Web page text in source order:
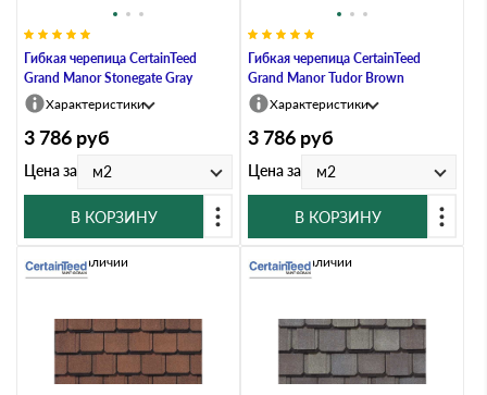
Гибкая черепица CertainTeed
Grand Manor Stonegate Gray
Характеристики
3 786 руб
Цена за м2
В КОРЗИНУ
Гибкая черепица CertainTeed
Grand Manor Tudor Brown
Характеристики
3 786 руб
Цена за м2
В КОРЗИНУ
Нет в наличии Нет в наличии